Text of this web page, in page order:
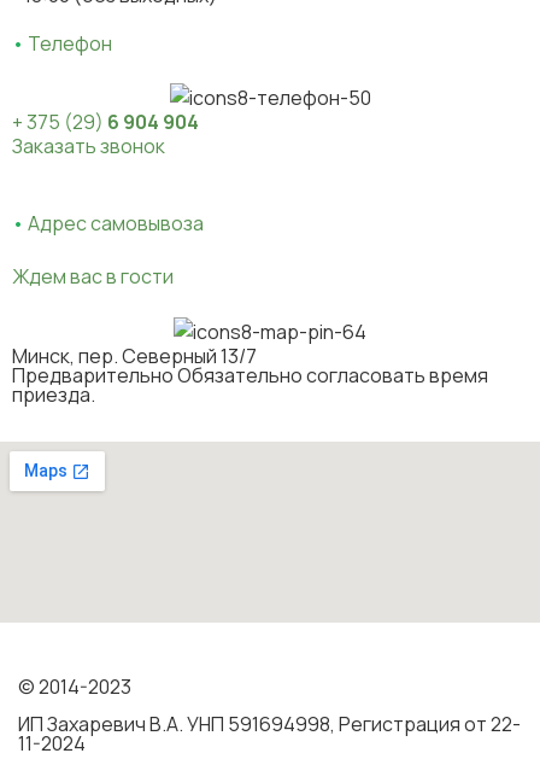
• Телефон
+ 375 (29) 6 904 904
Заказать звонок
• Адрес самовывоза
Ждем вас в гости
Минск, пер. Северный 13/7
Предварительно Обязательно согласовать время
приезда.
© 2014-2023
ИП Захаревич В.А. УНП 591694998, Регистрация от 22-
11-2024